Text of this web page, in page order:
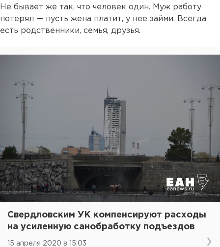
Не бывает же так, что человек один. Муж работу
потерял — пусть жена платит, у нее займи. Всегда
есть родственники, семья, друзья.
Свердловским УК компенсируют расходы
на усиленную санобработку подъездов
15 апреля 2020 в 15:03